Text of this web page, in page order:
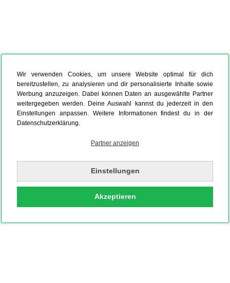
Wir verwenden Cookies, um unsere Website optimal für dich
bereitzustellen, zu analysieren und dir personalisierte Inhalte sowie
Werbung anzuzeigen. Dabei können Daten an ausgewählte Partner
weitergegeben werden. Deine Auswahl kannst du jederzeit in den
Einstellungen anpassen. Weitere Informationen findest du in der
Datenschutzerklärung.
Partner anzeigen
Einstellungen
Akzeptieren